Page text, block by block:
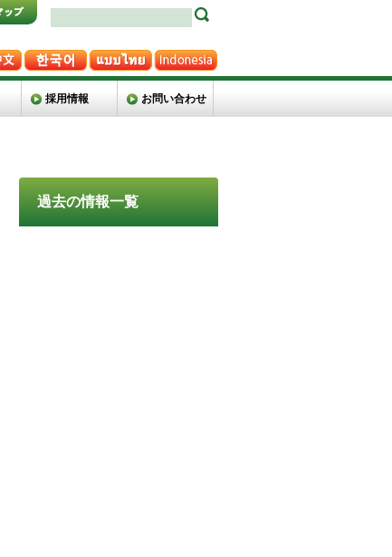
採用情報 お問い合わせ
過去の情報一覧